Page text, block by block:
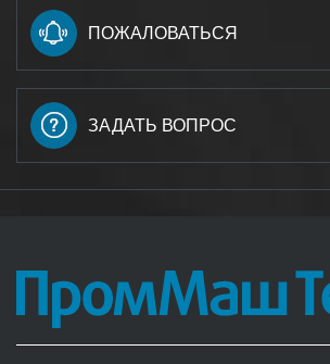
ПОЖАЛОВАТЬСЯ
ЗАДАТЬ ВОПРОС